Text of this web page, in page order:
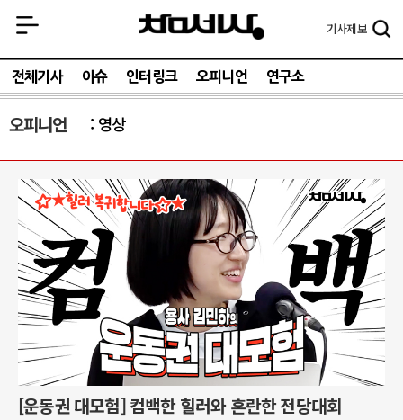
기사제보
전체기사 이슈 인터링크 오피니언 연구소
오피니언 영상
[운동권 대모험] 컴백한 힐러와 혼란한 전당대회